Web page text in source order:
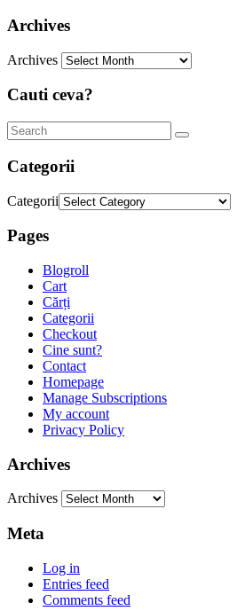
Archives
Archives
Cauti ceva?
Categorii
Categorii
Pages
Blogroll
Cart
Cărți
Categorii
Checkout
Cine sunt?
Contact
Homepage
Manage Subscriptions
My account
Privacy Policy
Archives
Archives
Meta
Log in
Entries feed
Comments feed